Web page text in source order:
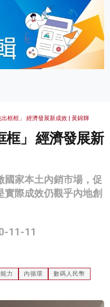
框框」 經濟發展新成效 | 黃錦輝
框」 經濟發展新
國家本土內銷市場，促
際成效仍觀乎內地創
11-11
力 內循環
數碼人民幣